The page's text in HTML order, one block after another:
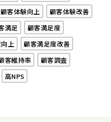
顧客体験向上
顧客体験改善
満足
顧客満足度
上
顧客満足度改善
客維持率
顧客調査
高NPS